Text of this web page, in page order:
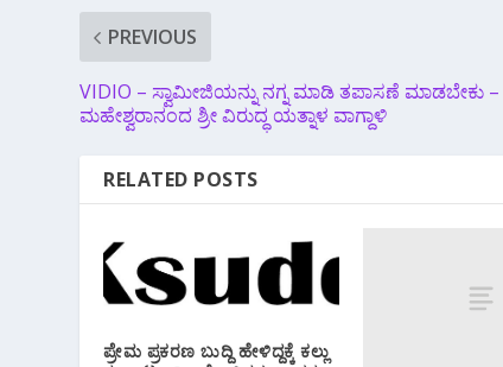
PREVIOUS
VIDIO – ಸ್ವಾಮೀಜಿಯನ್ನು ನಗ್ನ ಮಾಡಿ ತಪಾಸಣೆ ಮಾಡಬೇಕು –
ಮಹೇಶ್ವರಾನಂದ ಶ್ರೀ ವಿರುದ್ಧ ಯತ್ನಾಳ ವಾಗ್ದಾಳಿ
RELATED POSTS
ಪ್ರೇಮ ಪ್ರಕರಣ ಬುದ್ದಿ ಹೇಳಿದ್ದಕ್ಕೆ ಕಲ್ಲು